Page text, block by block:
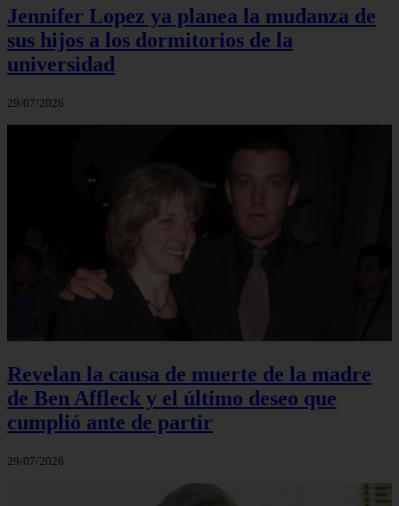
Jennifer Lopez ya planea la mudanza de
sus hijos a los dormitorios de la
universidad
29/07/2026
Revelan la causa de muerte de la madre
de Ben Affleck y el último deseo que
cumplió ante de partir
29/07/2026